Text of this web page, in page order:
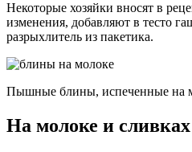
Некоторые хозяйки вносят в
изменения, добавляют в тесто
разрыхлитель из пакетика.
Пышные блины, испеченные на
На молоке и сливках